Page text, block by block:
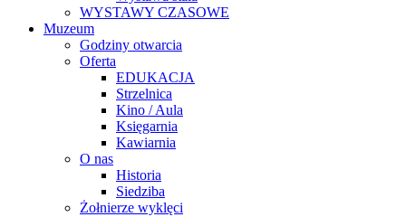
WYSTAWY CZASOWE
Muzeum
Godziny otwarcia
Oferta
EDUKACJA
Strzelnica
Kino / Aula
Księgarnia
Kawiarnia
O nas
Historia
Siedziba
Żołnierze wyklęci